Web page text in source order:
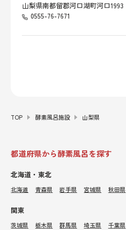
山梨県南都留郡河口湖町河口1993
0555-76-7671
TOP 酵素風呂施設 山梨県
都道府県から酵素風呂を探す
北海道・東北
北海道 青森県 岩手県 宮城県 秋田県
関東
茨城県 栃木県 群馬県 埼玉県 千葉県